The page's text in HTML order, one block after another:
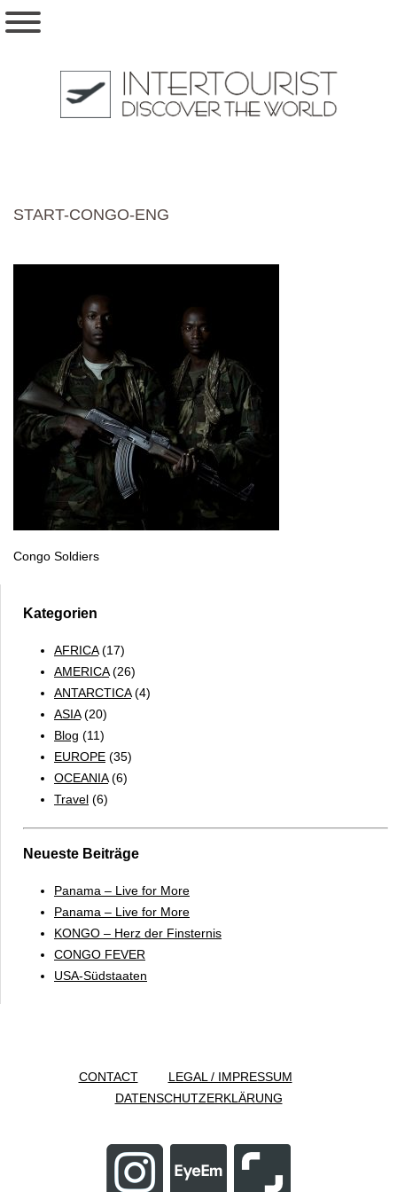
START-CONGO-ENG
Congo Soldiers
Kategorien
AFRICA(17)
AMERICA(26)
ANTARCTICA(4)
ASIA(20)
Blog (11)
EUROPE (35)
OCEANIA(6)
Travel (6)
Neueste Beiträge
Panama – Live for More
Panama – Live for More
KONGO – Herz der Finsternis
CONGO FEVER
USA-Südstaaten
CONTACT
LEGAL / IMPRESSUM
DATENSCHUTZERKLÄRUNG